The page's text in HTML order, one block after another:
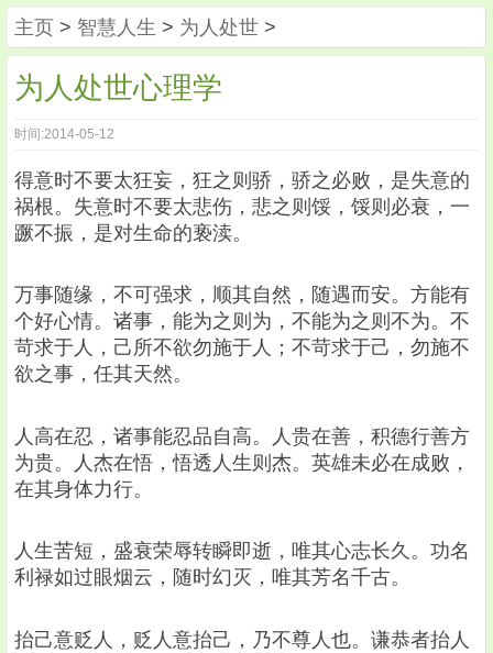
主页 > 智慧人生 > 为人处世 >
为人处世心理学
时间:2014-05-12
得意时不要太狂妄，狂之则骄，骄之必败，是失意的
祸根。失意时不要太悲伤，悲之则馁，馁则必衰，一
蹶不振，是对生命的亵渎。
万事随缘，不可强求，顺其自然，随遇而安。方能有
个好心情。诸事，能为之则为，不能为之则不为。不
苛求于人，己所不欲勿施于人；不苛求于己，勿施不
欲之事，任其天然。
人高在忍，诸事能忍品自高。人贵在善，积德行善方
为贵。人杰在悟，悟透人生则杰。英雄未必在成败，
在其身体力行。
人生苦短，盛衰荣辱转瞬即逝，唯其心志长久。功名
利禄如过眼烟云，随时幻灭，唯其芳名千古。
抬己意贬人，贬人意抬己，乃不尊人也。谦恭者抬人